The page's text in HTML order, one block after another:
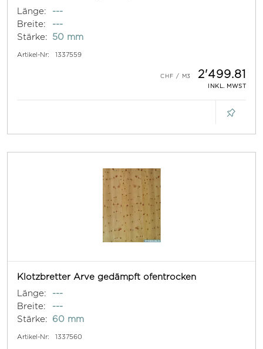
Länge:
---
Breite:
---
Stärke:
50 mm
Artikel-Nr: 1337559
2'499.81
INKL. MWST
Klotzbretter Arve gedämpft ofentrocken
Länge:
---
Breite:
---
Stärke:
60 mm
Artikel-Nr: 1337560